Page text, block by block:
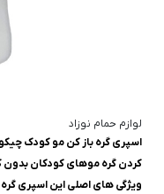
لوازم حمام نوزاد
کردن گره موهای کودکان
ویژگی های اصلی این اسپری